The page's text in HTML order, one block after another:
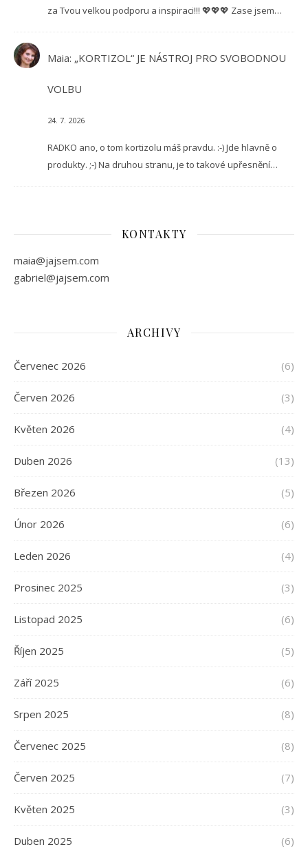
za Tvou velkou podporu a inspiraci!!! 💖💖💖 Zase jsem…
Maia: „KORTIZOL“ JE NÁSTROJ PRO SVOBODNOU
VOLBU
24. 7. 2026
RADKO ano, o tom kortizolu máš pravdu. :-) Jde hlavně o
produkty. ;-) Na druhou stranu, je to takové upřesnění…
KONTAKTY
maia@jajsem.com
gabriel@jajsem.com
ARCHIVY
Červenec 2026 (6)
Červen 2026 (3)
Květen 2026 (4)
Duben 2026 (13)
Březen 2026 (5)
Únor 2026 (6)
Leden 2026 (4)
Prosinec 2025 (3)
Listopad 2025 (6)
Říjen 2025 (5)
Září 2025 (6)
Srpen 2025 (8)
Červenec 2025 (8)
Červen 2025 (7)
Květen 2025 (3)
Duben 2025 (6)